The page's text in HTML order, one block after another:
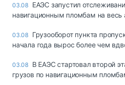
03.08 ЕАЭС запустил
навигационным пломбам на весь
03.08 Грузооборот пункта
начала года вырос более чем
03.08 В ЕАЭС стартовал второй
грузов по навигационным